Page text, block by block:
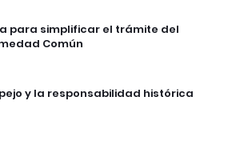
para simplificar el trámite del
Común
y la responsabilidad histórica